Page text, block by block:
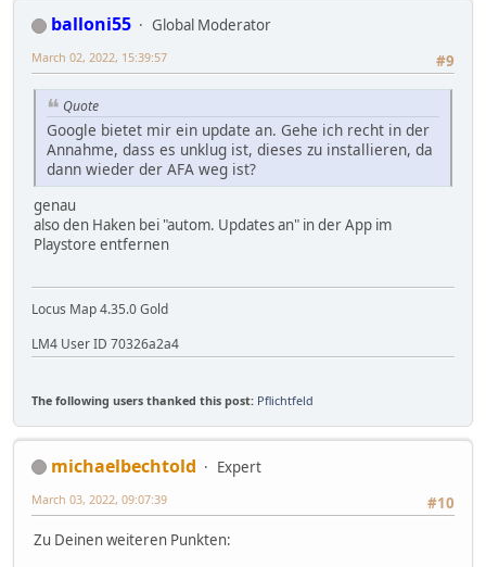
balloni55
Global Moderator
#9
March 02, 2022, 15:39:57
Quote
Google bietet mir ein update an. Gehe ich recht in der
Annahme, dass es unklug ist, dieses zu installieren, da
dann wieder der AFA weg ist?
genau
also den Haken bei "autom. Updates an" in der App im
Playstore entfernen
Locus Map 4.35.0 Gold
LM4 User ID 70326a2a4
The following users thanked this post: Pflichtfeld
michaelbechtold
Expert
#10
March 03, 2022, 09:07:39
Zu Deinen weiteren Punkten: